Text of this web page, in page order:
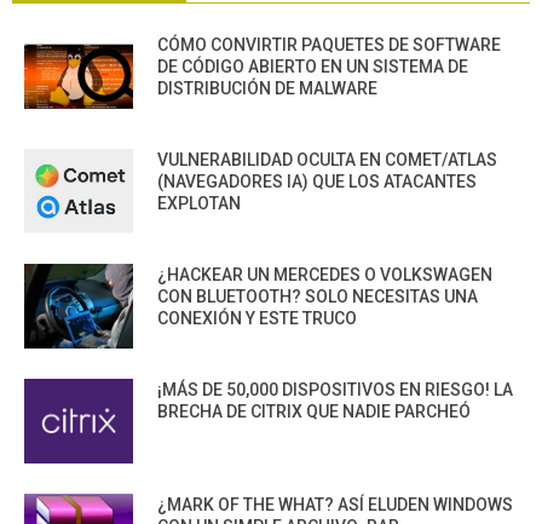
CÓMO CONVIRTIR PAQUETES DE SOFTWARE
DE CÓDIGO ABIERTO EN UN SISTEMA DE
DISTRIBUCIÓN DE MALWARE
VULNERABILIDAD OCULTA EN COMET/ATLAS
(NAVEGADORES IA) QUE LOS ATACANTES
EXPLOTAN
¿HACKEAR UN MERCEDES O VOLKSWAGEN
CON BLUETOOTH? SOLO NECESITAS UNA
CONEXIÓN Y ESTE TRUCO
¡MÁS DE 50,000 DISPOSITIVOS EN RIESGO! LA
BRECHA DE CITRIX QUE NADIE PARCHEÓ
¿MARK OF THE WHAT? ASÍ ELUDEN WINDOWS